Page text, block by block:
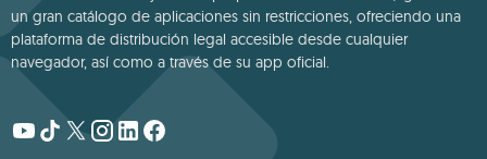
un gran catálogo de aplicaciones sin restricciones, ofreciendo una
plataforma de distribución legal accesible desde cualquier
navegador, así como a través de su app oficial.